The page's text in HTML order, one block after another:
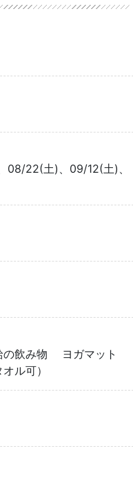
22(土)、09/12(土)、
の飲み物 ヨガマット
ル可）